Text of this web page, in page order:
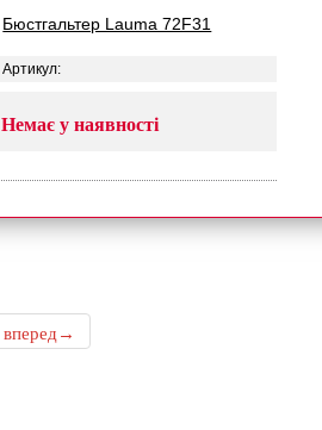
Бюстгальтер Lauma 72F31
Артикул:
Немає у наявності
вперед→